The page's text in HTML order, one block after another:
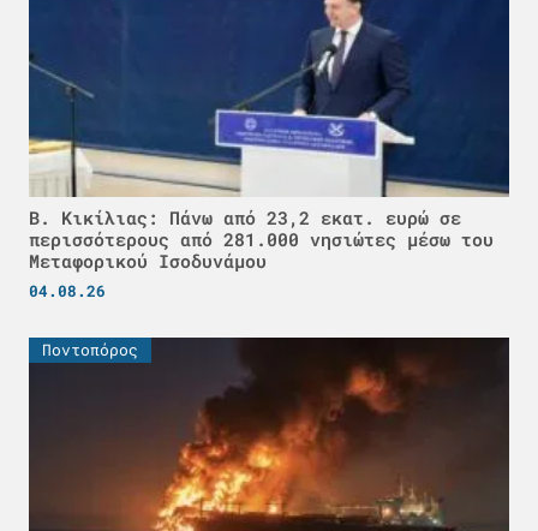
Β. Κικίλιας: Πάνω από 23,2 εκατ. ευρώ σε
περισσότερους από 281.000 νησιώτες μέσω του
Μεταφορικού Ισοδυνάμου
04.08.26
Ποντοπόρος